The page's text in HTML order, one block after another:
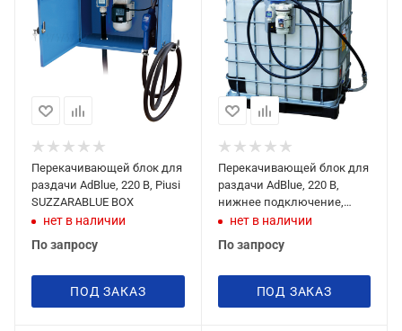
Перекачивающей блок для
раздачи AdBlue, 220 В, Piusi
SUZZARABLUE BOX
нет в наличии
По запросу
ПОД ЗАКАЗ
Перекачивающей блок для
раздачи AdBlue, 220 В,
нижнее подключение,
Piusi SUZZARABLUE PRO K24
нет в наличии
По запросу
ПОД ЗАКАЗ